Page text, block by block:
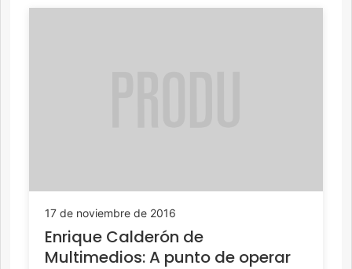
17 de noviembre de 2016
Enrique Calderón de
Multimedios: A punto de operar